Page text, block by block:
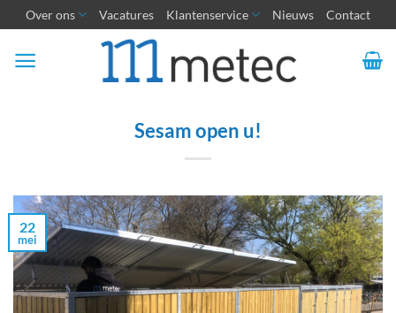
naar
inhoud
Over ons Vacatures Klantenservice Nieuws Contact
Sesam open u!
22
mei